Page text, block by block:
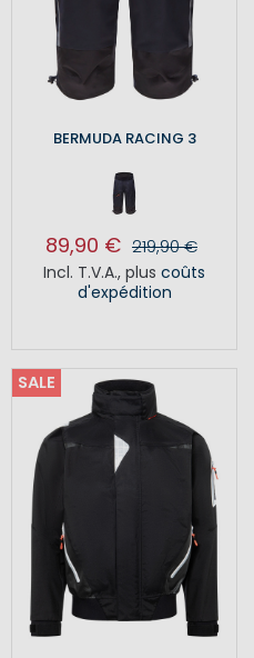
BERMUDA RACING 3
89,90 € 219,90 €
Incl. T.V.A., plus coûts
d'expédition
SALE